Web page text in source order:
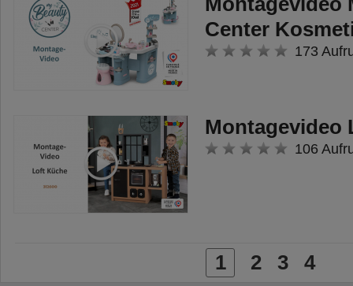
Center
173
Montagevideo
106
1 2 3 4